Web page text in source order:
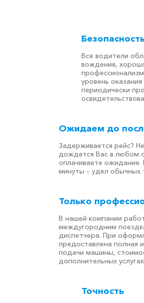
Все водители
вождения,
уровень
периодически
Ожидаем до
Задерживается рейс?
дождется Вас в любом
оплачиваете
минуты – удел обычных
Только
В нашей компании
междугородним
диспетчера. При
предоставлена полная
подачи машины,
дополнительных
Точность